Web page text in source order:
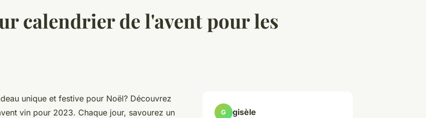
calendrier de l'avent pour les
unique et festive pour Noël? Découvrez
vin pour 2023. Chaque jour, savourez un
G gisèle